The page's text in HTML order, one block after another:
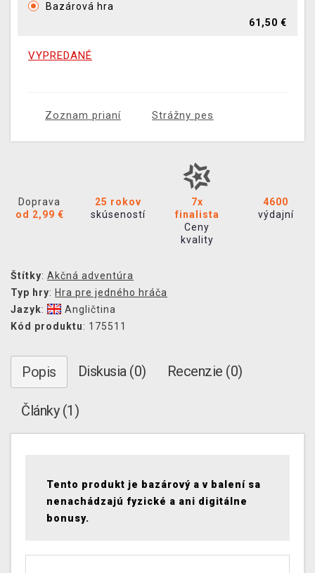
Bazárová hra
61,50 €
VYPREDANÉ
Zoznam prianí Strážny pes
Doprava
od 2,99 €
25 rokov
skúseností
7x
finalista
Ceny
kvality
4600
výdajní
Štítky: Akčná adventúra
Typ hry: Hra pre jedného hráča
Jazyk:
Angličtina
Kód produktu: 175511
Popis Diskusia (0) Recenzie (0)
Články (1)
Tento produkt je bazárový a v balení sa
nenachádzajú fyzické a ani digitálne
bonusy.